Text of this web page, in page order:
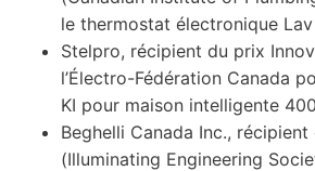
le thermostat électronique
Stelpro, récipient du prix
l’Électro-Fédération Canada
KI pour maison intelligente
Beghelli Canada Inc., récipient
(Illuminating Engineering